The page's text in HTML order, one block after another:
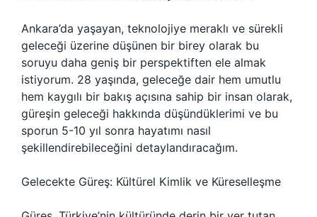
Ankara’da yaşayan, teknolojiye meraklı ve sürekli
geleceği üzerine düşünen bir birey olarak bu
soruyu daha geniş bir perspektiften ele almak
istiyorum. 28 yaşında, geleceğe dair hem umutlu
hem kaygılı bir bakış açısına sahip bir insan olarak,
güreşin geleceği hakkında düşündüklerimi ve bu
sporun 5-10 yıl sonra hayatımı nasıl
şekillendirebileceğini detaylandıracağım.
Gelecekte Güreş: Kültürel Kimlik ve Küreselleşme